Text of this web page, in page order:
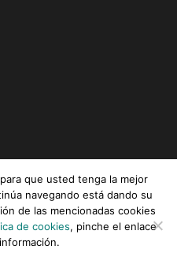
|Aviso legal|Política de
que usted tenga la mejor
navegando está dando su
de las mencionadas cookies
de cookies, pinche el enlace